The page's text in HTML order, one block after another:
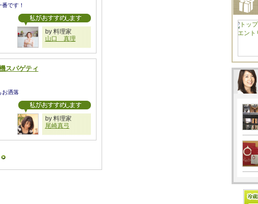
です！
by 料理家
山口 真理
スパゲティ
お洒落
by 料理家
尾崎真弓